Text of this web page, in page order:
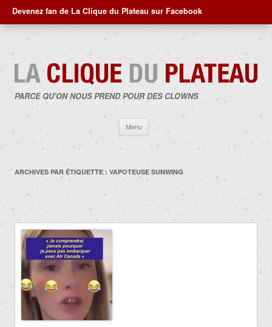
Devenez fan de La Clique du Plateau sur Facebook
PARCE QU'ON NOUS PREND POUR DES CLOWNS
Menu
contenu
ARCHIVES PAR ÉTIQUETTE : VAPOTEUSE SUNWING